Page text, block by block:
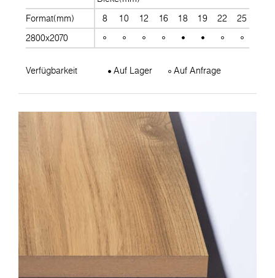
Format(mm)
8 10 12 16 18 19 22 25
2800x2070
Verfügbarkeit Auf Lager Auf Anfrage